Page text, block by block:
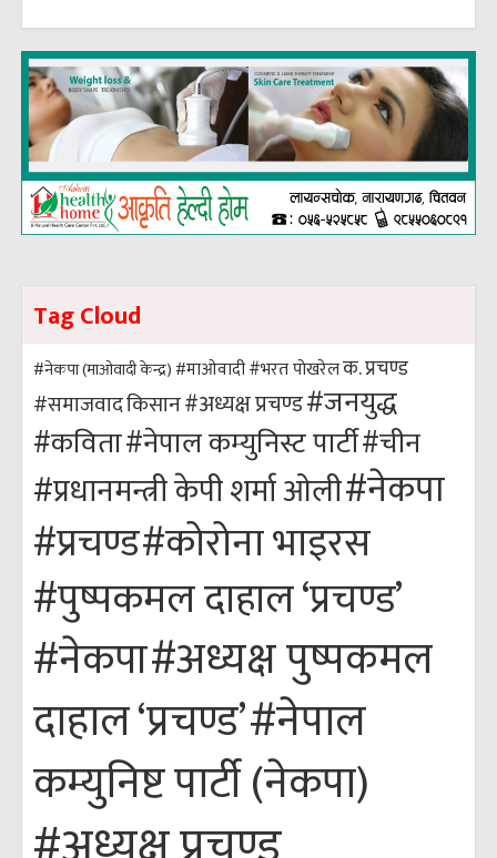
Tag Cloud
#नेकपा (माओवादी केन्द्र) #माओवादी#भरत पोखरेलक. प्रचण्ड
#समाजवादकिसान#अध्यक्ष प्रचण्ड#जनयुद्ध
#कविता#नेपाल कम्युनिस्ट पार्टी#चीन
#प्रधानमन्त्री केपी शर्मा ओली#नेकपा
#प्रचण्ड#कोरोना भाइरस
#पुष्पकमल दाहाल ‘प्रचण्ड’
#नेकपा#अध्यक्ष पुष्पकमल
दाहाल ‘प्रचण्ड’#नेपाल
कम्युनिष्ट पार्टी (नेकपा)